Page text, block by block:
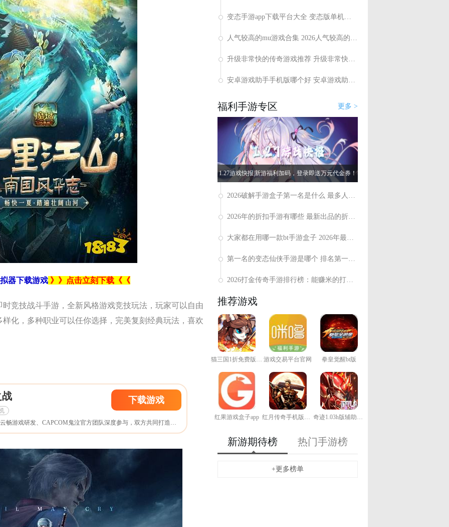
器下载游戏 》》点击立刻下载《《
竞技战斗手游，全新风格游戏竞技玩法，玩家可以自由
化，多种职业可以任你选择，完美复刻经典玩法，喜欢
战 下载游戏
《鬼泣-巅峰之战》是由云畅游戏研发、CAPCOM鬼泣官方团队深度参与，双方共同打造的鬼泣正版手游!
变态手游app下载平台大全 变态版单机游戏盒子有哪些
人气较高的mu游戏合集 2026人气较高的mu游戏推荐
升级非常快的传奇游戏推荐 升级非常快的传奇游戏大全
安卓游戏助手手机版哪个好 安卓游戏助手app排行榜
福利手游专区 更多 >
1.27游戏快报|新游福利加码，登录即送万元代金券！
2026破解手游盒子第一名是什么 最多人用的破解手游盒子盘点
2026年的折扣手游有哪些 最新出品的折扣手游盘点
大家都在用哪一款bt手游盒子 2026年最多人用的bt手游盒子
第一名的变态仙侠手游是哪个 排名第一的高人气变态仙侠游戏推荐
2026打金传奇手游排行榜：能赚米的打金传奇手游精选推荐
推荐游戏
猫三国1折免费版手游 游戏交易平台官网 拳皇觉醒bt版
红果游戏盒子app 红月传奇手机版下载 奇迹1.03h版辅助下载
新游期待榜 热门手游榜
+更多榜单